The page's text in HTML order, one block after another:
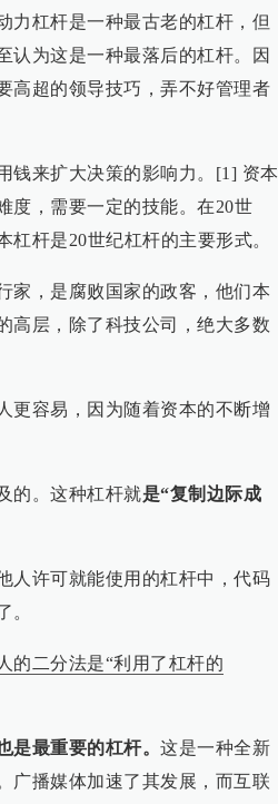
力杠杆是一种最古老的杠杆，但
认为这是一种最落后的杠杆。因
高超的领导技巧，弄不好管理者
钱来扩大决策的影响力。[1] 资本
度，需要一定的技能。在20世
杆是20世纪杠杆的主要形式。
家，是腐败国家的政客，他们本
高层，除了科技公司，绝大多数
更容易，因为随着资本的不断增
的。这种杠杆就是“复制边际成
人许可就能使用的杠杆中，代码
。
的二分法是“利用了杠杆的
是最重要的杠杆。 这是一种全新
广播媒体加速了其发展，而互联